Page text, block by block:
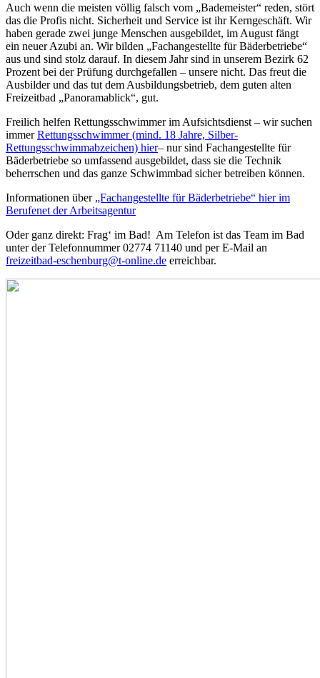
Auch wenn die meisten völlig falsch vom „Bademeister“ reden, stört
das die Profis nicht. Sicherheit und Service ist ihr Kerngeschäft. Wir
haben gerade zwei junge Menschen ausgebildet, im August fängt
ein neuer Azubi an. Wir bilden „Fachangestellte für Bäderbetriebe“
aus und sind stolz darauf. In diesem Jahr sind in unserem Bezirk 62
Prozent bei der Prüfung durchgefallen – unsere nicht. Das freut die
Ausbilder und das tut dem Ausbildungsbetrieb, dem guten alten
Freizeitbad „Panoramablick“, gut.
Freilich helfen Rettungsschwimmer im Aufsichtsdienst – wir suchen
immerRettungsschwimmer (mind. 18 Jahre, Silber-
Rettungsschwimmabzeichen) hier– nur sind Fachangestellte für
Bäderbetriebe so umfassend ausgebildet, dass sie die Technik
beherrschen und das ganze Schwimmbad sicher betreiben können.
Informationen über „Fachangestellte für Bäderbetriebe“ hier im
Berufenet der Arbeitsagentur
Oder ganz direkt: Frag‘ im Bad! Am Telefon ist das Team im Bad
unter der Telefonnummer 02774 71140 und per E-Mail an
freizeitbad-eschenburg@t-online.de erreichbar.